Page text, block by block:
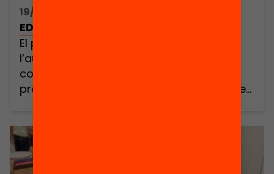
19/06/2018 16:00h - 16:00h
EDhack Raval: Retorn Comunitari
El proper dimarts 19 de juny a les 18h, a
l’auditori del CCCB, tindrà lloc el retorn
comunitari, en format #demoday, dels
projectes finalistes de l’EDhack Raval. Des
Bofill hem creat una laboratori d’innovació
per generar més i millors oportunitats
educatives. […]